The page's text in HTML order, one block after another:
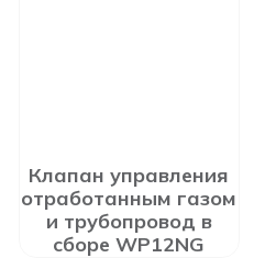
Клапан управления
отработанным газом
и трубопровод в
сборе WP12NG